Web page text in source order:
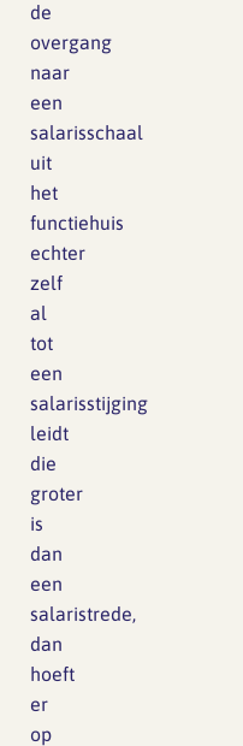
de
overgang
naar
een
salarisschaal
uit
het
functiehuis
echter
zelf
al
tot
een
salarisstijging
leidt
die
groter
is
dan
een
salaristrede,
dan
hoeft
er
op